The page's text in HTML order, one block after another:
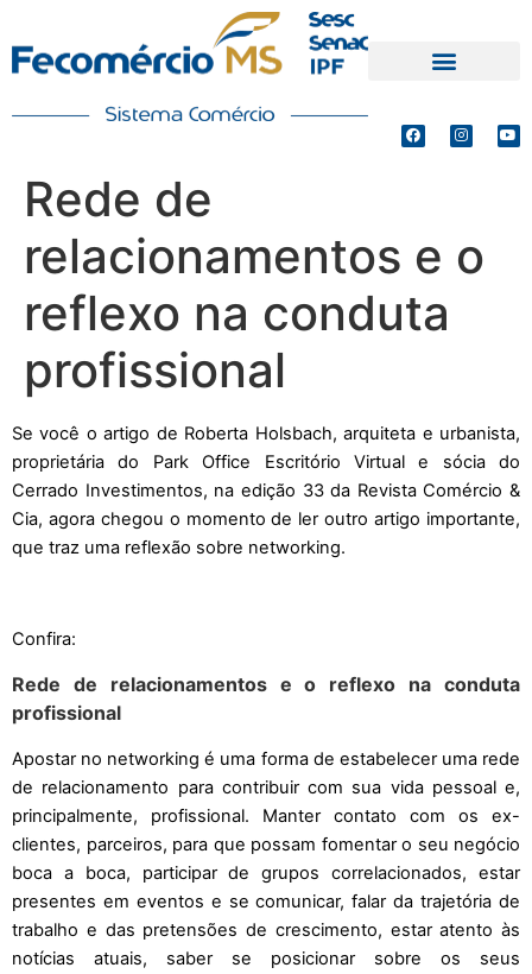
Rede de
relacionamentos e o
reflexo na conduta
profissional
Se você o artigo de Roberta Holsbach, arquiteta e urbanista,
proprietária do Park Office Escritório Virtual e sócia do
Cerrado Investimentos, na edição 33 da Revista Comércio &
Cia, agora chegou o momento de ler outro artigo importante,
que traz uma reflexão sobre networking.
Confira:
Rede de relacionamentos e o reflexo na conduta
profissional
Apostar no networking é uma forma de estabelecer uma rede
de relacionamento para contribuir com sua vida pessoal e,
principalmente, profissional. Manter contato com os ex-
clientes, parceiros, para que possam fomentar o seu negócio
boca a boca, participar de grupos correlacionados, estar
presentes em eventos e se comunicar, falar da trajetória de
trabalho e das pretensões de crescimento, estar atento às
notícias atuais, saber se posicionar sobre os seus